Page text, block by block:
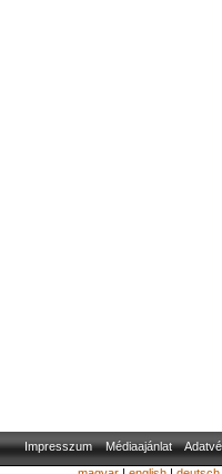
Impresszum Médiaajánlat